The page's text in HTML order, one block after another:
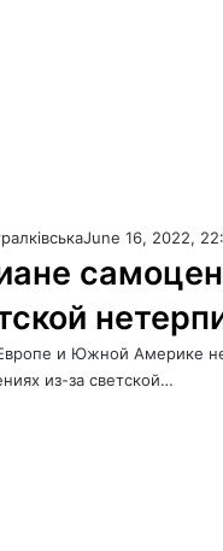
June 16, 2022,
и Южной Америке
из-за светской…